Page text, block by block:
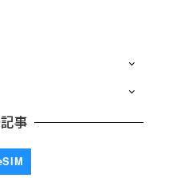
事